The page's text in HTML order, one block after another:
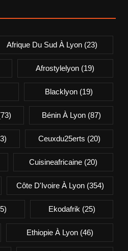
Afrique Du Sud À Lyon(23)
Afrostylelyon (19)
Blacklyon(19)
Bénin À Lyon(87)
Ceuxdu25erts (20)
Cuisineafricaine (20)
Côte D'Ivoire À Lyon(354)
Ekodafrik(25)
Ethiopie À Lyon(46)